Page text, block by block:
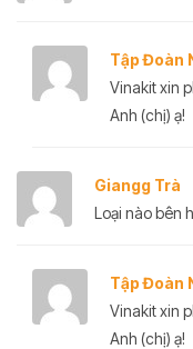
Tập Đoàn
Vinakit xin
Anh (chị) ạ!
Giangg Trà
Loại nào bên
Tập Đoàn
Vinakit xin
Anh (chị) ạ!